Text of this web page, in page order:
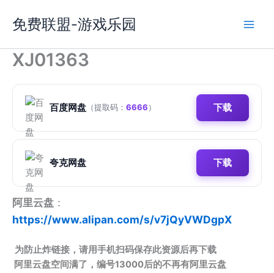
容
免费联盟-游戏乐园
XJ01363
百度网盘 （提取码： 6666） 下载
夸克网盘 下载
阿里云盘 ：
https://www.alipan.com/s/v7jQyVWDgpX
为防止炸链接，请用手机扫码保存此资源后再下载
阿里云盘空间满了，编号13000后的不再有阿里云盘